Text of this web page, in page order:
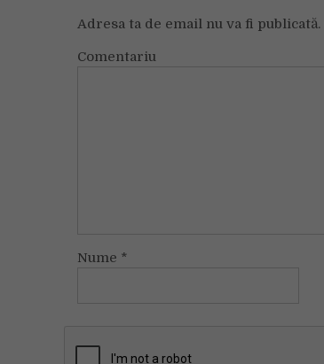
Adresa ta de email nu va fi publicată.
Comentariu
Nume *